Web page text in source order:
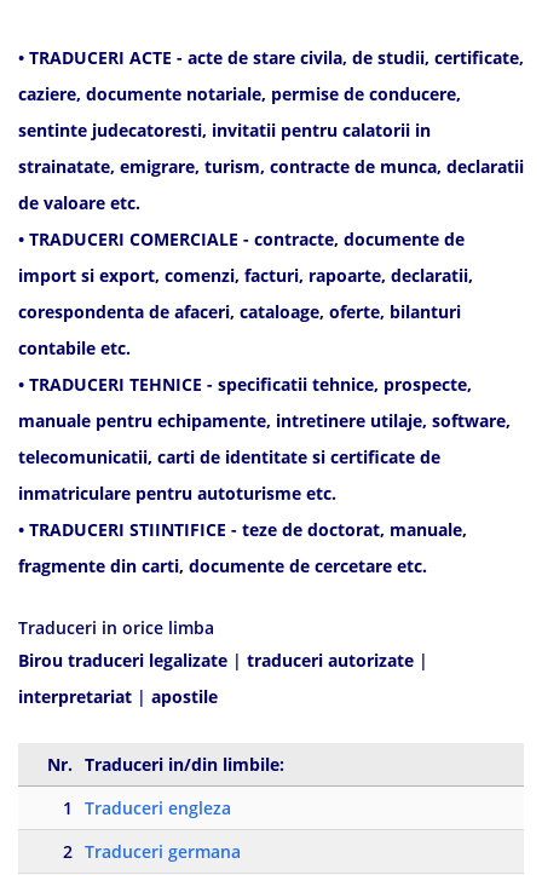
• TRADUCERI ACTE - acte de stare civila, de studii, certificate,
caziere, documente notariale, permise de conducere,
sentinte judecatoresti, invitatii pentru calatorii in
strainatate, emigrare, turism, contracte de munca, declaratii
de valoare etc.
• TRADUCERI COMERCIALE - contracte, documente de
import si export, comenzi, facturi, rapoarte, declaratii,
corespondenta de afaceri, cataloage, oferte, bilanturi
contabile etc.
• TRADUCERI TEHNICE - specificatii tehnice, prospecte,
manuale pentru echipamente, intretinere utilaje, software,
telecomunicatii, carti de identitate si certificate de
inmatriculare pentru autoturisme etc.
• TRADUCERI STIINTIFICE - teze de doctorat, manuale,
fragmente din carti, documente de cercetare etc.
Traduceri in orice limba
Birou traduceri legalizate | traduceri autorizate |
interpretariat | apostile
Nr. Traduceri in/din limbile:
1
Traduceri engleza
2 Traduceri germana